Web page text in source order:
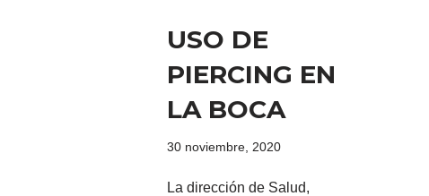
USO DE
PIERCING EN
LA BOCA
30 noviembre, 2020
La dirección de Salud,